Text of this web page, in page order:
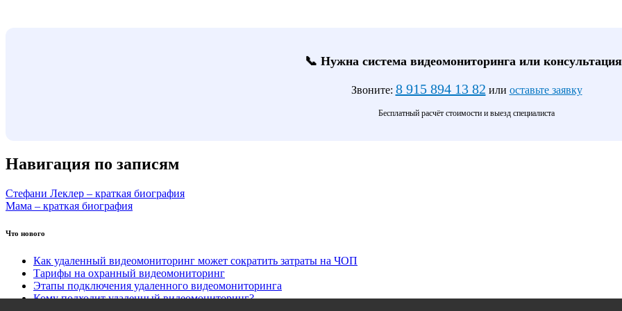
📞 Нужна система видеомониторинга или
Звоните: 8 915 894 13 82 или оставьте заявку
Бесплатный расчёт стоимости и выезд специалиста
Навигация по записям
Стефани Леклер – краткая биография
Мама – краткая биография
Что нового
Как удаленный видеомониторинг может сократить затраты на ЧОП
Тарифы на охранный видеомониторинг
Этапы подключения удаленного видеомониторинга
Кому подходит удаленный видеомониторинг?